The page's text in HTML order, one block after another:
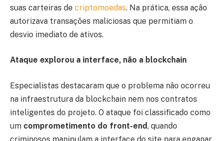
suas carteiras de criptomoedas. Na prática, essa ação
autorizava transações maliciosas que permitiam o
desvio imediato de ativos.
Ataque explorou a interface, não a blockchain
Especialistas destacaram que o problema não ocorreu
na infraestrutura da blockchain nem nos contratos
inteligentes do projeto. O ataque foi classificado como
um comprometimento do front-end, quando